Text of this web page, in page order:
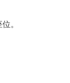
。